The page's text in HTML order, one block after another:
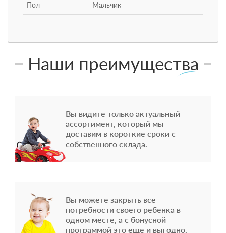
Пол Мальчик
Наши преимущества
Вы видите только актуальный
ассортимент, который мы
доставим в короткие сроки с
собственного склада.
Вы можете закрыть все
потребности своего ребенка в
одном месте, а с бонусной
программой это еще и выгодно.